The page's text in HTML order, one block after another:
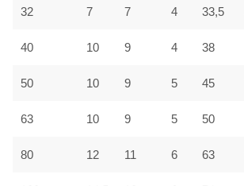
32 7 7 4 33,5
40 10 9 4 38
50 10 9 5 45
63 10 9 5 50
80 12 11 6 63